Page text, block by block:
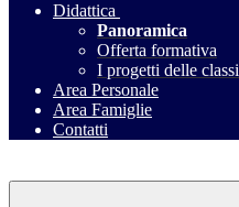
Didattica
Panoramica
Offerta formativa
I progetti delle classi
Area Personale
Area Famiglie
Contatti